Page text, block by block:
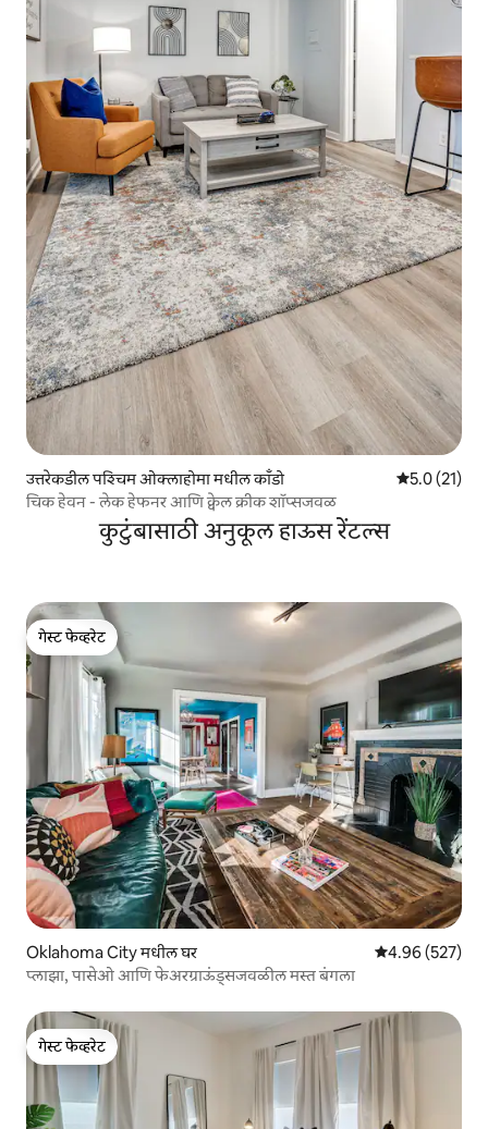
उत्तरेकडील पश्चिम ओक्लाहोमा मधील काँडो 5 पैकी 5.0
5.0 (21)
चिक हेवन - लेक हेफनर आणि क्वेल क्रीक शॉप्सजवळ
कुटुंबासाठी अनुकूल हाऊस रेंटल्स
गेस्ट फेव्हरेट
गेस्ट फेव्हरेट
Oklahoma City मधील घर 5 पैकी 4.96
4.96 (527)
प्लाझा, पासेओ आणि फेअरग्राऊंड्सजवळील मस्त बंगला
गेस्ट फेव्हरेट
गेस्ट फेव्हरेट